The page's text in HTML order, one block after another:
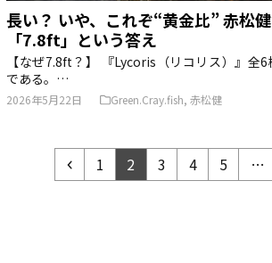
長い？ いや、これぞ“黄金比” 赤松
「7.8ft」という答え
【なぜ7.8ft？】 『Lycoris（リコリス）』全6
である。…
2026年5月22日 Green.Cray.fish,赤松健
へ
ペ
ー
1 ペ
ー
2 ペ
ー
3 ペ
ー
4 ペ
ー
5 …